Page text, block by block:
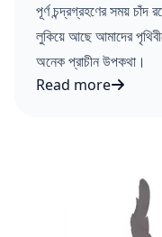
পূর্ণ চন্দ্রগ্রহণের সময়
লুকিয়ে আছে আমাদের
অনেক প্রাচীন উপকথা।
Read more
চন্দ্রগ্রহণ: লাল চাঁদের রহস্য